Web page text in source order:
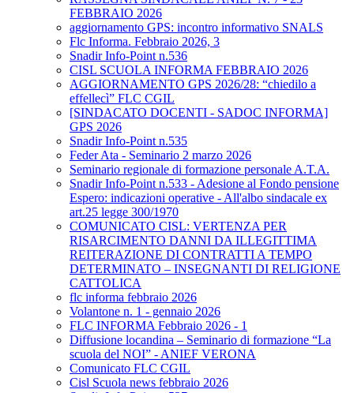
FEBBRAIO 2026
aggiornamento GPS: incontro informativo SNALS
Flc Informa. Febbraio 2026, 3
Snadir Info-Point n.536
CISL SCUOLA INFORMA FEBBRAIO 2026
AGGIORNAMENTO GPS 2026/28: “chiedilo a
effellecì” FLC CGIL
[SINDACATO DOCENTI - SADOC INFORMA]
GPS 2026
Snadir Info-Point n.535
Feder Ata - Seminario 2 marzo 2026
Seminario regionale di formazione personale A.T.A.
Snadir Info-Point n.533 - Adesione al Fondo pensione
Espero: indicazioni operative - All'albo sindacale ex
art.25 legge 300/1970
COMUNICATO CISL: VERTENZA PER
RISARCIMENTO DANNI DA ILLEGITTIMA
REITERAZIONE DI CONTRATTI A TEMPO
DETERMINATO – INSEGNANTI DI RELIGIONE
CATTOLICA
flc informa febbraio 2026
Volantone n. 1 - gennaio 2026
FLC INFORMA Febbraio 2026 - 1
Diffusione locandina – Seminario di formazione “La
scuola del NOI” - ANIEF VERONA
Comunicato FLC CGIL
Cisl Scuola news febbraio 2026